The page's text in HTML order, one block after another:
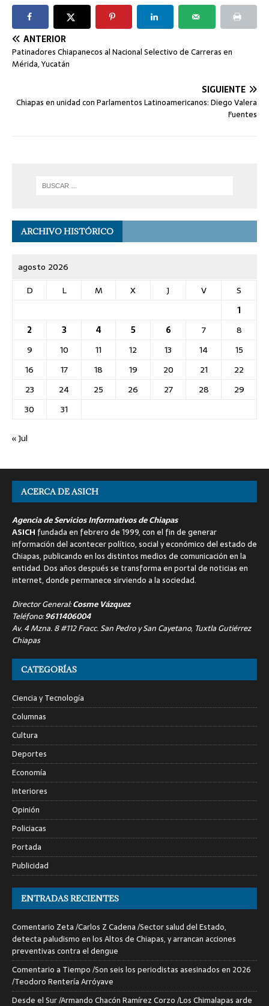
ANTERIOR
Patinadores Chiapanecos al Nacional Selectivo de Carreras en
Mérida, Yucatán
SIGUIENTE
Chiapas en unidad con Parlamentos Latinoamericanos: Diego Valera
Fuentes
ARCHIVO HISTÓRICO
agosto 2026
D
L M X J V
S
1
2
3 4 5 6 7
8
9
10 11 12 13 14
15
16
17 18 19 20 21
22
23
24 25 26 27 28
29
30
31
« Jul
ACERCA DE ASICH
Agencia de Servicios Informativos de Chiapas
ASICH fundada en febrero de 1999, con el fin de generar
información del acontecer político, social y económico del estado de
Chiapas, publicando en los distintos medios de comunicación en la
entidad. Dos años después se transforma en portal de noticias en
internet, donde permanece sirviendo a la sociedad.
Director General:Cosme Vázquez
Teléfono:9611406004
Av. 4 Mzna. 8 #112 Fracc. San Pedro y San Cayetano, Tuxtla Gutiérrez
Chiapas
CATEGORÍAS
Ciencia y Tecnología
Columnas
Cultura
Deportes
Economía
Interiores
Opinión
Policiacas
Portada
Publicidad
ENTRADAS RECIENTES
Comentario Zeta /Carlos Z Cadena /Sector salud del Estado,
detecta paludismo en los Altos de Chiapas, y arrancan acciones
preventivas contra el dengue
Comentario a Tiempo /Son seis los periodistas asesinados en 2026
/Teodoro Rentería Arróyave
Desde el Sur /Armando Chacón Ramírez Corzo /Los Chimalapas arde